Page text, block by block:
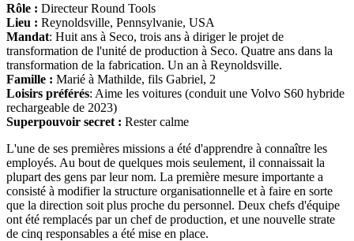
Rôle : Directeur Round Tools
Lieu : Reynoldsville, Pennsylvanie, USA
Mandat: Huit ans à Seco, trois ans à diriger le projet de
transformation de l'unité de production à Seco. Quatre ans dans la
transformation de la fabrication. Un an à Reynoldsville.
Famille : Marié à Mathilde, fils Gabriel, 2
Loisirs préférés: Aime les voitures (conduit une Volvo S60 hybride
rechargeable de 2023)
Superpouvoir secret : Rester calme
L'une de ses premières missions a été d'apprendre à connaître les
employés. Au bout de quelques mois seulement, il connaissait la
plupart des gens par leur nom. La première mesure importante a
consisté à modifier la structure organisationnelle et à faire en sorte
que la direction soit plus proche du personnel. Deux chefs d'équipe
ont été remplacés par un chef de production, et une nouvelle strate
de cinq responsables a été mise en place.